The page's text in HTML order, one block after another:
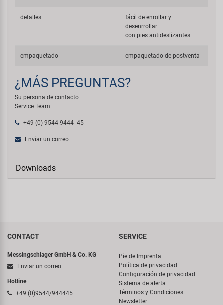
detalles
fácil de enrollar y
desenrrollar
con pies antideslizantes
empaquetado empaquetado de postventa
¿MÁS PREGUNTAS?
Su persona de contacto
Service Team
+49 (0) 9544 9444--45
Enviar un correo
Downloads
CONTACT
Messingschlager GmbH & Co. KG
Enviar un correo
Hotline
+49 (0)9544/944445
SERVICE
Pie de Imprenta
Política de privacidad
Configuración de privacidad
Sistema de alerta
Términos y Condiciones
Newsletter